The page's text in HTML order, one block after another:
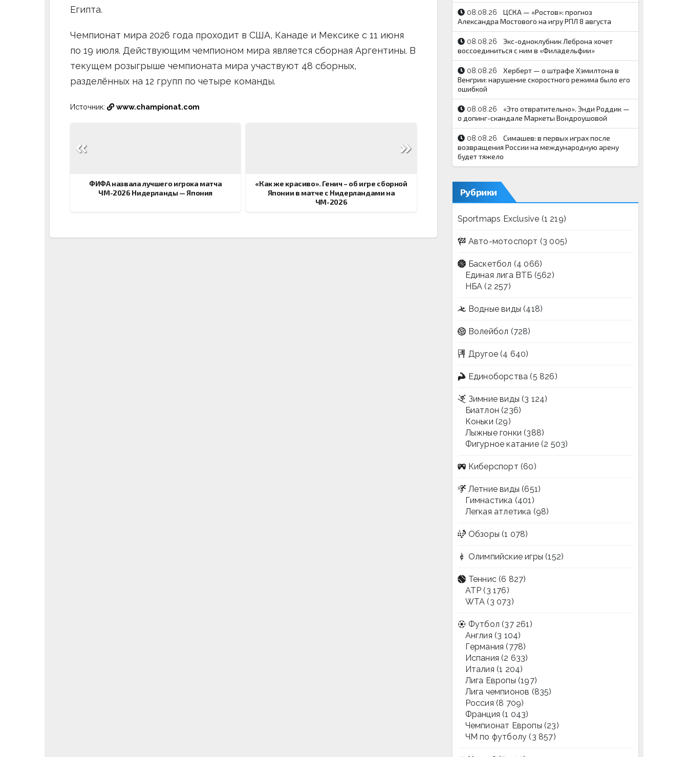
Египта.
Чемпионат мира 2026 года проходит в США, Канаде и Мексике с 11 июня
по 19 июля. Действующим чемпионом мира является сборная Аргентины. В
текущем розыгрыше чемпионата мира участвуют 48 сборных,
разделённых на 12 групп по четыре команды.
Источник: www.championat.com
по
ФИФА назвала лучшего игрока матча
ЧМ-2026 Нидерланды — Япония
«Как же красиво». Генич – об игре сборной
Японии в матче с Нидерландами на
ЧМ-2026
08.08.26
ЦСКА — «Ростов»: прогноз
Александра Мостового на игру РПЛ 8 августа
08.08.26
Экс-одноклубник Леброна хочет
воссоединиться с ним в «Филадельфии»
08.08.26
Херберт — о штрафе Хэмилтона в
Венгрии: нарушение скоростного режима было его
ошибкой
08.08.26
«Это отвратительно». Энди Роддик —
о допинг-скандале Маркеты Вондроушовой
08.08.26
Симашев: в первых играх после
возвращения России на международную арену
будет тяжело
Рубрики
Sportmaps Exclusive (1 219)
Авто-мотоспорт (3 005)
Баскетбол (4 066)
Единая лига ВТБ (562)
НБА (2 257)
Водные виды (418)
Волейбол (728)
Другое (4 640)
Единоборства (5 826)
Зимние виды (3 124)
Биатлон (236)
Коньки (29)
Лыжные гонки (388)
Фигурное катание(2 503)
Киберспорт (60)
Летние виды (651)
Гимнастика (401)
Легкая атлетика (98)
Обзоры (1 078)
Олимпийские игры (152)
Теннис (6 827)
ATP (3 176)
WTA (3 073)
Футбол (37 261)
Англия (3 104)
Германия (778)
Испания (2 633)
Италия (1 204)
Лига Европы (197)
Лига чемпионов (835)
Россия (8 709)
Франция (1 043)
Чемпионат Европы (23)
ЧМ по футболу (3 857)